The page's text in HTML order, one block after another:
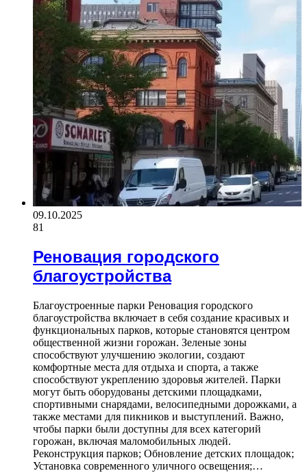
09.10.2025
81
Реновация городского
благоустройства
Благоустроенные парки Реновация городского
благоустройства включает в себя создание красивых и
функциональных парков, которые становятся центром
общественной жизни горожан. Зеленые зоны
способствуют улучшению экологии, создают
комфортные места для отдыха и спорта, а также
способствуют укреплению здоровья жителей. Парки
могут быть оборудованы детскими площадками,
спортивными снарядами, велосипедными дорожками, а
также местами для пикников и выступлений. Важно,
чтобы парки были доступны для всех категорий
горожан, включая маломобильных людей.
Реконструкция парков; Обновление детских площадок;
Установка современного уличного освещения;…